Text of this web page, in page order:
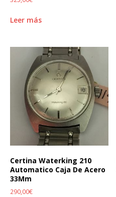
Leer más
Certina Waterking 210
Automatico Caja De Acero
33Mm
290,00€